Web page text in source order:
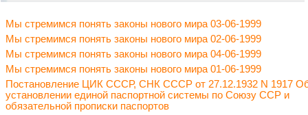
Мы стремимся понять законы нового мира 03-06-1999
Мы стремимся понять законы нового мира 02-06-1999
Мы стремимся понять законы нового мира 04-06-1999
Мы стремимся понять законы нового мира 01-06-1999
Постановление ЦИК СССР, СНК СССР от 27.12.1932 N 1917
установлении единой паспортной системы по Союзу ССР и
обязательной прописки паспортов